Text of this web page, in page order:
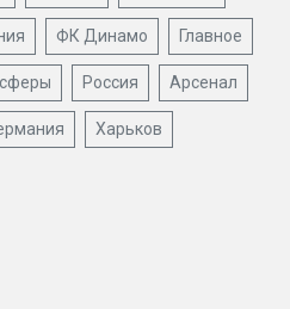
ФК Динамо Главное
Россия Арсенал
Харьков